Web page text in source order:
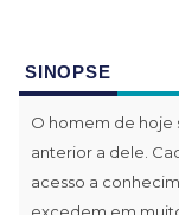
SINOPSE
O homem de hoje
anterior a dele.
acesso a
excedem em